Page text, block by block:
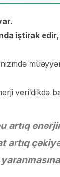
iştirak
verildikdə
artıq
artıq